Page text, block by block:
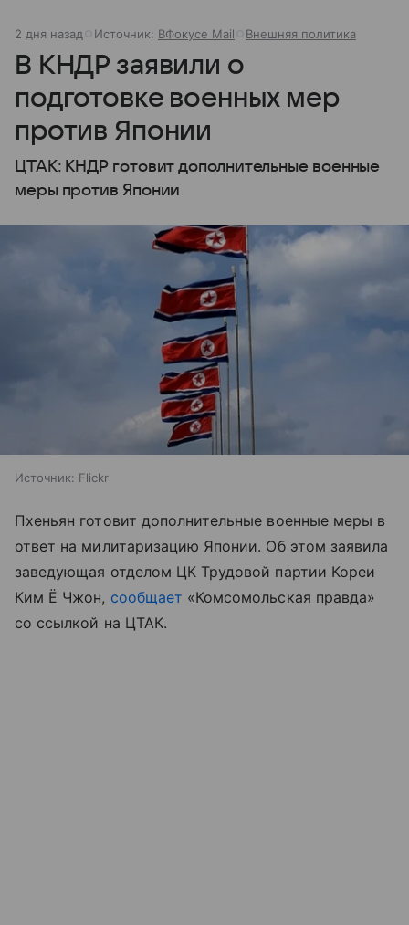
2 дня назад Источник: ВФокусе Mail Внешняя политика
В КНДР заявили о
подготовке военных мер
против Японии
ЦТАК: КНДР готовит дополнительные военные
меры против Японии
Источник: Flickr
Пхеньян готовит дополнительные военные меры в
ответ на милитаризацию Японии. Об этом заявила
заведующая отделом ЦК Трудовой партии Кореи
Ким Ё Чжон, сообщает «Комсомольская правда»
со ссылкой на ЦТАК.